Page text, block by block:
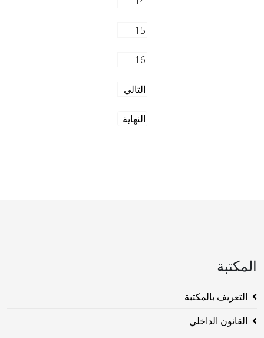
15
16
التالي
النهاية
المكتبة
التعريف بالمكتبة
القانون الداخلي